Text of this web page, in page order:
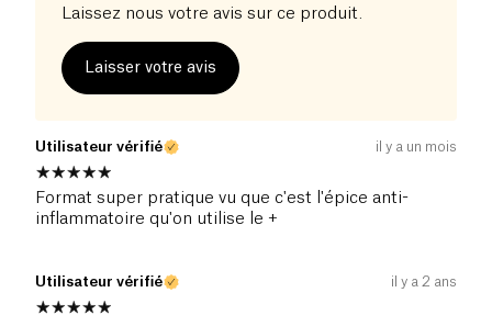
Laissez nous votre avis sur ce produit.
Laisser votre avis
Utilisateur vérifié il y a un mois
Format super pratique vu que c'est l'épice anti-
inflammatoire qu'on utilise le +
Utilisateur vérifié il y a 2 ans